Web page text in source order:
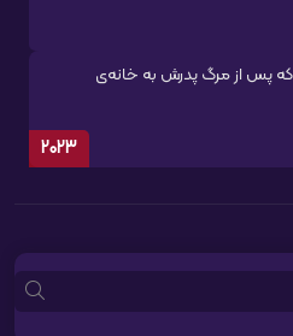
که پس از مرگ پدرش به خانه‌ی
2023